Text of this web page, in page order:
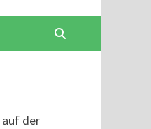
auf der